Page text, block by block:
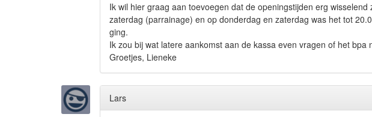
Ik wil hier graag aan toevoegen dat de openingstijden erg
zaterdag (parrainage) en op donderdag en zaterdag was het tot
ging.
Ik zou bij wat latere aankomst aan de kassa even vragen of het
Groetjes, Lieneke
Lars